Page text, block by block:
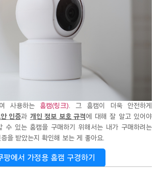
사용하는 홈캠(링크). 그 홈캠이
더욱 안전하게
인증과 개인 정보 보호 규격에 대해 잘 알고 있어야
수 있는 홈캠을 구매하기 위해서는 내가 구매하려는
을 받았는지 확인해 보는 게 좋아요.
팡에서 가정용 홈캠 구경하기